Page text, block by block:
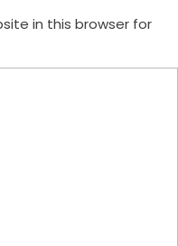
in this browser for